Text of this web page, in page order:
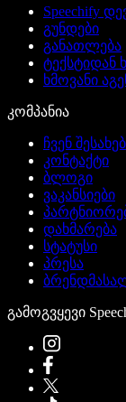
Speechify
გუნდები
განათლება
ტექსტიდან
ხმოვანი
კომპანია
ჩვენ შესახებ
კონტაქტი
ბლოგი
ვაკანსიები
დახმარება
სტატუსი
პრესა
გამოგვყევი